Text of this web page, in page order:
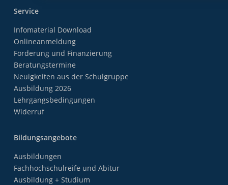
Service
Infomaterial Download
Onlineanmeldung
Förderung und Finanzierung
Beratungstermine
Neuigkeiten aus der Schulgruppe
Ausbildung 2026
Lehrgangsbedingungen
Widerruf
Bildungsangebote
Ausbildungen
Fachhochschulreife und Abitur
Ausbildung + Studium